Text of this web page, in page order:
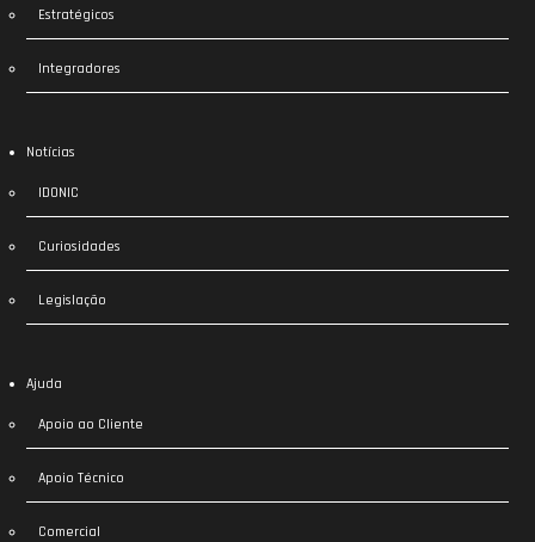
Estratégicos
Integradores
Notícias
IDONIC
Curiosidades
Legislação
Ajuda
Apoio ao Cliente
Apoio Técnico
Comercial